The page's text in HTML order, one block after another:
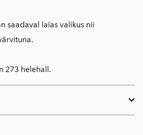
saadaval laias valikus nii
273 helehall.